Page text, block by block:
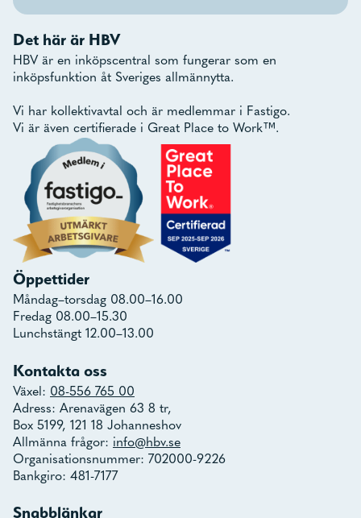
Det här är HBV
HBV är en inköpscentral som fungerar som en
inköpsfunktion åt Sveriges allmännytta.
Vi har kollektivavtal och är medlemmar i Fastigo.
Vi är även certifierade i Great Place to Work™.
Öppettider
Måndag–torsdag 08.00–16.00
Fredag 08.00–15.30
Lunchstängt 12.00–13.00
Kontakta oss
Växel: 08-556 765 00
Adress: Arenavägen 63 8 tr,
Box 5199, 121 18 Johanneshov
Allmänna frågor: info@hbv.se
Organisationsnummer: 702000-9226
Bankgiro: 481-7177
Snabblänkar